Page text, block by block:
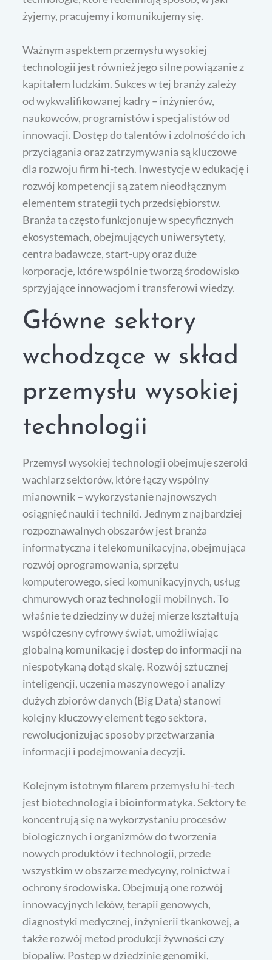
żyjemy, pracujemy i komunikujemy się.
Ważnym aspektem przemysłu wysokiej
technologii jest również jego silne powiązanie z
kapitałem ludzkim. Sukces w tej branży zależy
od wykwalifikowanej kadry – inżynierów,
naukowców, programistów i specjalistów od
innowacji. Dostęp do talentów i zdolność do ich
przyciągania oraz zatrzymywania są kluczowe
dla rozwoju firm hi-tech. Inwestycje w edukację i
rozwój kompetencji są zatem nieodłącznym
elementem strategii tych przedsiębiorstw.
Branża ta często funkcjonuje w specyficznych
ekosystemach, obejmujących uniwersytety,
centra badawcze, start-upy oraz duże
korporacje, które wspólnie tworzą środowisko
sprzyjające innowacjom i transferowi wiedzy.
Główne sektory
wchodzące w skład
przemysłu wysokiej
technologii
Przemysł wysokiej technologii obejmuje szeroki
wachlarz sektorów, które łączy wspólny
mianownik – wykorzystanie najnowszych
osiągnięć nauki i techniki. Jednym z najbardziej
rozpoznawalnych obszarów jest branża
informatyczna i telekomunikacyjna, obejmująca
rozwój oprogramowania, sprzętu
komputerowego, sieci komunikacyjnych, usług
chmurowych oraz technologii mobilnych. To
właśnie te dziedziny w dużej mierze kształtują
współczesny cyfrowy świat, umożliwiając
globalną komunikację i dostęp do informacji na
niespotykaną dotąd skalę. Rozwój sztucznej
inteligencji, uczenia maszynowego i analizy
dużych zbiorów danych (Big Data) stanowi
kolejny kluczowy element tego sektora,
rewolucjonizując sposoby przetwarzania
informacji i podejmowania decyzji.
Kolejnym istotnym filarem przemysłu hi-tech
jest biotechnologia i bioinformatyka. Sektory te
koncentrują się na wykorzystaniu procesów
biologicznych i organizmów do tworzenia
nowych produktów i technologii, przede
wszystkim w obszarze medycyny, rolnictwa i
ochrony środowiska. Obejmują one rozwój
innowacyjnych leków, terapii genowych,
diagnostyki medycznej, inżynierii tkankowej, a
także rozwój metod produkcji żywności czy
biopaliw. Postęp w dziedzinie genomiki,